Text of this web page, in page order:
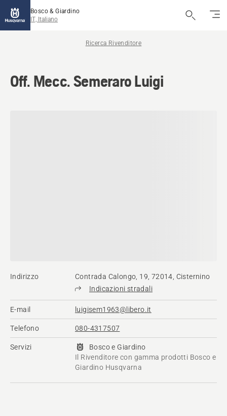
Bosco & Giardino
IT, Italiano
Ricerca Rivenditore
Off. Mecc. Semeraro Luigi
Indirizzo
Contrada Calongo, 19, 72014, Cisternino
Indicazioni stradali
E-mail luigisem1963@libero.it
Telefono 080-4317507
Servizi
Bosco e Giardino
Il Rivenditore con gamma prodotti Bosco e
Giardino Husqvarna